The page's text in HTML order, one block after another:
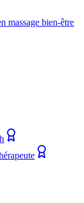
massage bien-être